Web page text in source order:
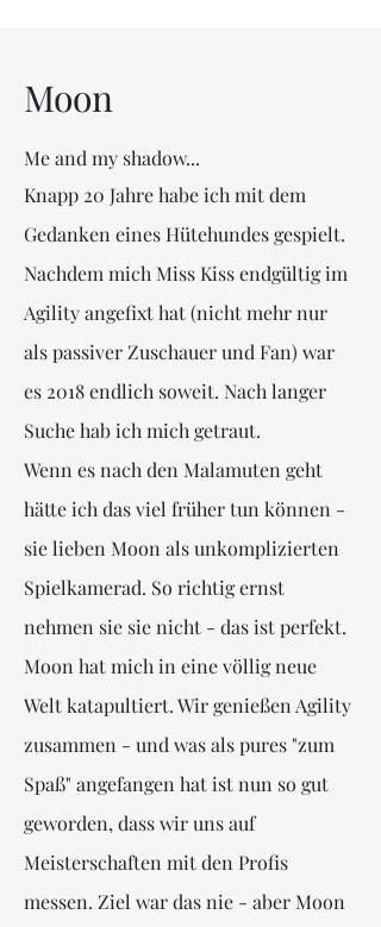
Moon
Me and my shadow...
Knapp 20 Jahre habe ich mit dem
Gedanken eines Hütehundes gespielt.
Nachdem mich Miss Kiss endgültig im
Agility angefixt hat (nicht mehr nur
als passiver Zuschauer und Fan) war
es 2018 endlich soweit. Nach langer
Suche hab ich mich getraut.
Wenn es nach den Malamuten geht
hätte ich das viel früher tun können -
sie lieben Moon als unkomplizierten
Spielkamerad. So richtig ernst
nehmen sie sie nicht - das ist perfekt.
Moon hat mich in eine völlig neue
Welt katapultiert. Wir genießen Agility
zusammen - und was als pures "zum
Spaß" angefangen hat ist nun so gut
geworden, dass wir uns auf
Meisterschaften mit den Profis
messen. Ziel war das nie - aber Moon